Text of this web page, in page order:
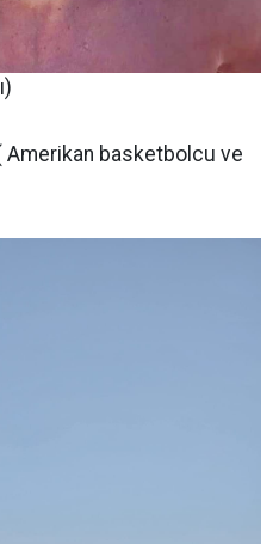
Amerikan basketbolcu ve